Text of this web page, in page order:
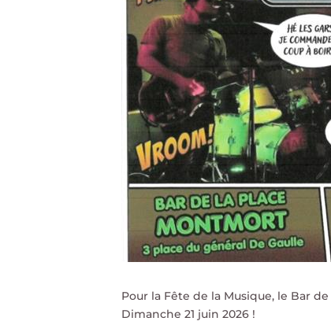
Pour la Fête de la Musique, le Bar
Dimanche 21 juin 2026 !